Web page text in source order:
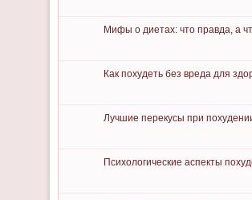
Мифы о диетах: что правда, а
Как похудеть без вреда для
Лучшие перекусы при
Психологические аспекты